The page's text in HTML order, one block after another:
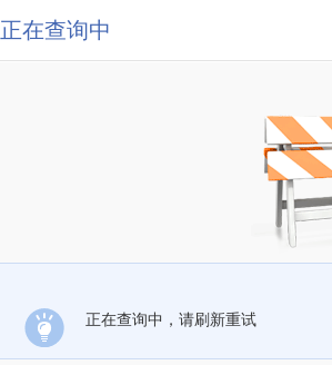
正在查询中
正在查询中，请刷新重试